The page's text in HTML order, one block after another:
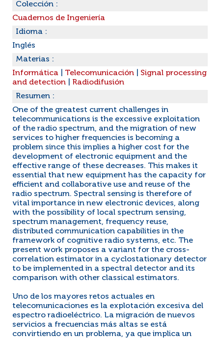
Colección :
Cuadernos de Ingeniería
Idioma :
Inglés
Materias :
Informática
Telecomunicación
Signal processing
and detection
Radiodifusión
Resumen :
One of the greatest current challenges in
telecommunications is the excessive exploitation
of the radio spectrum, and the migration of new
services to higher frequencies is becoming a
problem since this implies a higher cost for the
development of electronic equipment and the
effective range of these decreases. This makes it
essential that new equipment has the capacity for
efficient and collaborative use and reuse of the
radio spectrum. Spectral sensing is therefore of
vital importance in new electronic devices, along
with the possibility of local spectrum sensing,
spectrum management, frequency reuse,
distributed communication capabilities in the
framework of cognitive radio systems, etc. The
present work proposes a variant for the cross-
correlation estimator in a cyclostationary detector
to be implemented in a spectral detector and its
comparison with other classical estimators.
Uno de los mayores retos actuales en
telecomunicaciones es la explotación excesiva del
espectro radioeléctrico. La migración de nuevos
servicios a frecuencias más altas se está
convirtiendo en un problema, ya que implica un